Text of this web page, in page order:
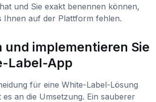
und Sie exakt benennen können,
Ihnen auf der Plattform fehlen.
und implementieren Sie
Label-App
für eine White-Label-Lösung
es an die Umsetzung. Ein sauberer